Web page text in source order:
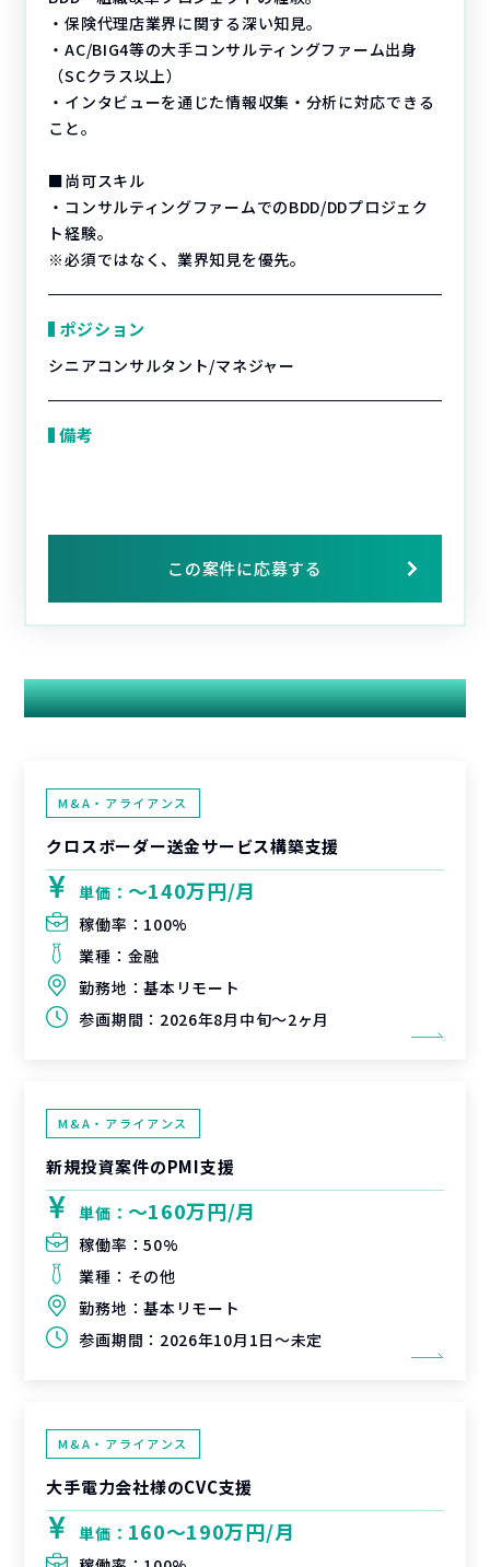
・保険代理店業界に関する深い知見。
・AC/BIG4等の大手コンサルティングファーム出身
（SCクラス以上）
・インタビューを通じた情報収集・分析に対応できる
こと。
■尚可スキル
・コンサルティングファームでのBDD/DDプロジェク
ト経験。
※必須ではなく、業界知見を優先。
ポジション
シニアコンサルタント/マネジャー
備考
この案件に応募する
関連する案件
M&A・アライアンス
クロスボーダー送金サービス構築支援
単価： 〜140万円/月
稼働率： 100%
業種： 金融
勤務地：基本リモート
参画期間： 2026年8月中旬～2ヶ月
M&A・アライアンス
新規投資案件のPMI支援
単価： 〜160万円/月
稼働率：50%
業種： その他
勤務地：基本リモート
参画期間： 2026年10月1日～未定
M&A・アライアンス
大手電力会社様のCVC支援
単価： 160〜190万円/月